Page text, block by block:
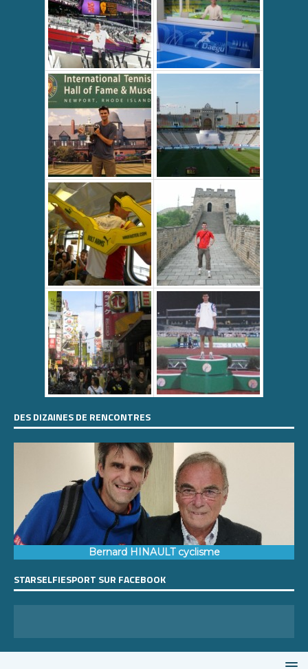
DES DIZAINES DE RENCONTRES
Bernard HINAULT cyclisme
STARSELFIESPORT SUR FACEBOOK